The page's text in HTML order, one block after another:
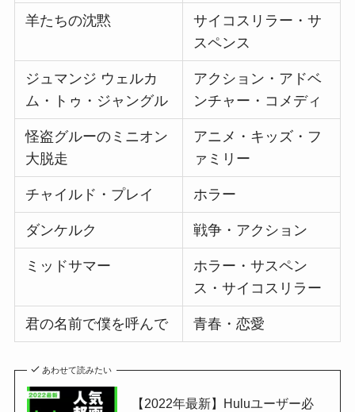
羊たちの沈黙
サイコスリラー・サ
スペンス
ジュマンジ ウェルカ
ム・トゥ・ジャングル
アクション・アドベ
ンチャー・コメディ
怪盗グルーのミニオン
大脱走
アニメ・キッズ・フ
ァミリー
チャイルド・プレイ ホラー
ダンケルク 戦争・アクション
ミッドサマー
ホラー・サスペン
ス・サイコスリラー
君の名前で僕を呼んで 青春・恋愛
あわせて読みたい
【2022年最新】Huluユーザー必